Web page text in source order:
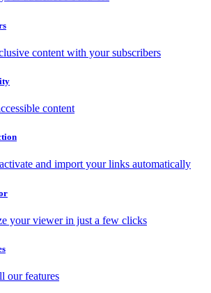
content with your subscribers
content
and import your links automatically
your viewer in just a few clicks
our features